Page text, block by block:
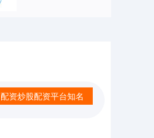
配资炒股配资平台知名